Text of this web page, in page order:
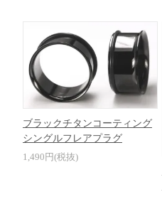
ブラックチタンコーティング
シングルフレアプラグ
1,490円(税抜)